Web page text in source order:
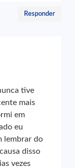
Responder
tive
mais
em
eu
lembrar do
disso
vezes